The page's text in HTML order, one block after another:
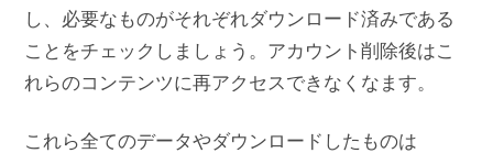
し、必要なものがそれぞれダウンロード済みである
ことをチェックしましょう。アカウント削除後はこ
れらのコンテンツに再アクセスできなくなます。
これら全てのデータやダウンロードしたものは